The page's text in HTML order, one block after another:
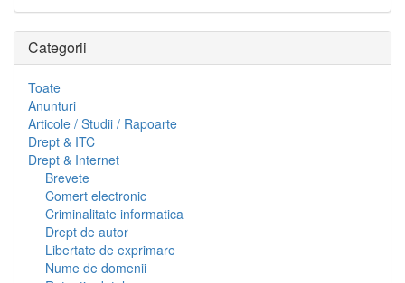
Categorii
Toate
Anunturi
Articole / Studii / Rapoarte
Drept & ITC
Drept & Internet
Brevete
Comert electronic
Criminalitate informatica
Drept de autor
Libertate de exprimare
Nume de domenii